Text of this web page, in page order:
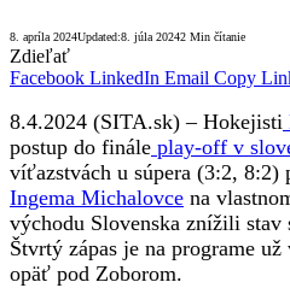
8. apríla 2024Updated:8. júla 20242 Min čítanie
Zdieľať
Facebook LinkedIn Email Copy
8.4.2024 (SITA.sk) – Hokejisti
postup do finále play-off v
víťazstvách u súpera (3:2,
Ingema Michalovce na
východu Slovenska znížili stav
Štvrtý zápas je na programe
opäť pod Zoborom.